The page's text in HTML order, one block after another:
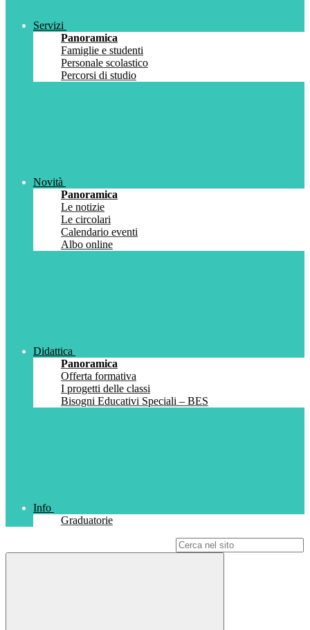
Servizi
Panoramica
Famiglie e studenti
Personale scolastico
Percorsi di studio
Novità
Panoramica
Le notizie
Le circolari
Calendario eventi
Albo online
Didattica
Panoramica
Offerta formativa
I progetti delle classi
Bisogni Educativi Speciali – BES
Info
Graduatorie